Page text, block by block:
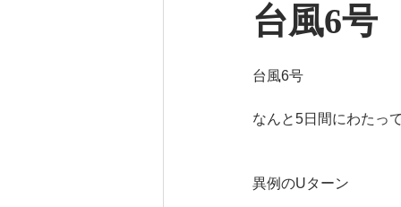
台風6号
台風6号
なんと5日間にわたっ
異例のUターン